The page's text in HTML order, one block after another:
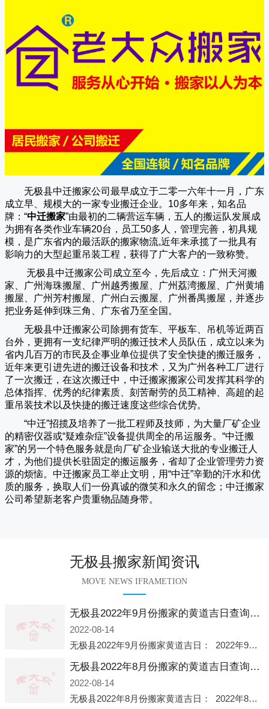
无极县中迁搬家公司 最早成立于二零一六年十一月，广东
成立早、规模大的一家专业搬迁企业。10多年来，知名品
牌：“中迁搬家”由最初的二辆营运车辆，五人的搬运队发展成
为拥有各类作业车辆20台，员工50多人，管理完善，初具规
模，是广东省内的最活跃的搬家物流,近年来承揽了一批具有
影响力的大型起重吊装工程，获得了广大客户的一致称赞。
无极县中迁搬家公司成立至今，先后成立：广州天河搬
家、广州海珠搬屋、广州越秀搬屋、广州荔湾搬屋、广州黄埔
搬屋、广州芳村搬屋、广州白云搬屋、广州番禺搬屋，并逐步
把业务延伸到珠三角、广东省乃至全国。
无极县中迁搬家公司除拥有货车、平板车、吊机等近两百
台外，更拥有一支纪律严明的搬迁技术人员队伍，成立以来为
省内几百万的市民及企事业单位提供了安全快捷的搬迁服务，
近年来更引进先进的搬迁设备和技术，又为广州各种工厂进行
了一次搬迁，在这次搬迁中， 中迁搬家搬家公司发挥其科学的
总体指挥、优秀的纪律素质、刻苦耐劳的员工精神、高超的起
重吊装技术以及快捷的搬迁速度这些综合优势。
“中迁”招揽及培养了一批工程师及技师，为大量厂矿企业
的精密仪器或“疑难杂症”设备提供周全的吊运服务。“中迁搬
家”的另一个特色服务就是向厂矿企业输送大批的专业搬迁人
才，为他们提供长驻固定的搬运服务，省却了企业管理劳力资
源的烦恼。 中迁搬家员工举止文明，用“中迁”辛勤的汗水和优
质的服务，换取人们一份真诚的微笑和永久的留念； 中迁搬家
公司希望新老客户贵重物品随身带。
无极县搬家新闻资讯
MOVE NEWS IFRAMETION
无极县2022年9月份搬家的黄道吉日查询大全一览表哪天适合搬家好日子
2022-08-14
无极县2022年9月份搬家黄道吉日： 2022年9月6日 「星期二」 农历八月十一2022年9月12日 「星期一」 农历八月十七2022年9月16日 「星期五」 农历八月廿一2022年9月2
无极县2022年8月份搬家的黄道吉日查询大全一览表哪天适合搬家好日子
2022-08-14
无极县2022年8月份搬家黄道吉日： 2022年8月2日 「星期二」 农历七月初五2022年8月6日 「星期六」 农历七月初九2022年8月8日 「星期一」 农历七月十一2022年8月10日 「